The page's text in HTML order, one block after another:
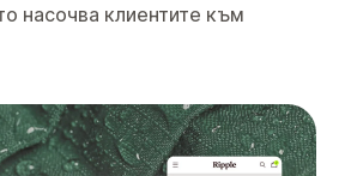
насочва клиентите към